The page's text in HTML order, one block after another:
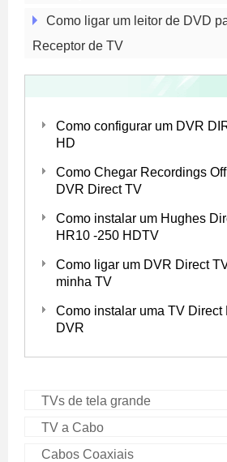
Como ligar um leitor de DVD
Receptor de TV
Como configurar um DVR
HD
Como Chegar Recordings
DVR Direct TV
Como instalar um Hughes
HR10 -250 HDTV
Como ligar um DVR Direct
minha TV
Como instalar uma TV Direct
DVR
TVs de tela grande
TV a Cabo
Cabos Coaxiais